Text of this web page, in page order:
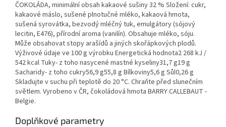
ČOKOLÁDA, minimální obsah kakaové sušiny 32 % Složení: cukr,
kakaové máslo, sušené plnotučné mléko, kakaová hmota,
sušená syrovátka, bezvodý mléčný tuk, emulgátory (sójový
lecitin, E476), přírodní aroma (vanilín). Obsahuje mléko, sóju.
Může obsahovat stopy arašídů a jiných skořápkových plodů.
Výživové údaje ve 100 g výrobku Energetická hodnota2 268 kJ /
542 kcal Tuky- z toho nasycené mastné kyseliny31,7 g19 g
Sacharidy- z toho cukry56,9 g55,8 g Bílkoviny5,6 g Sůl0,26 g
Skladujte v suchu při teplotě do 20 °C. Chraňte před slunečním
světlem. Vyrobeno v ČR, čokoládová hmota BARRY CALLEBAUT -
Belgie.
Doplňkové parametry